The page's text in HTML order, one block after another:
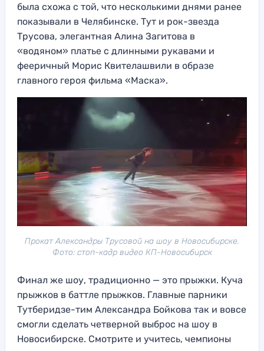
была схожа с той, что несколькими днями ранее
показывали в Челябинске. Тут и рок-звезда
Трусова, элегантная Алина Загитова в
«водяном» платье с длинными рукавами и
фееричный Морис Квителашвили в образе
главного героя фильма «Маска».
Прокат Александры Трусовой на шоу в Новосибирске.
Фото: стоп-кадр видео КП-Новосибирск
Финал же шоу, традиционно — это прыжки. Куча
прыжков в баттле прыжков. Главные парники
Тутберидзе-тим Александра Бойкова так и вовсе
смогли сделать четверной выброс на шоу в
Новосибирске. Смотрите и учитесь, чемпионы